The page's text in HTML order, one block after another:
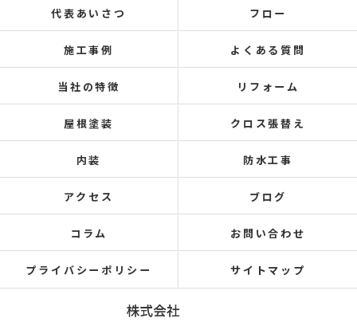
代表あいさつ フロー
施工事例 よくある質問
当社の特徴 リフォーム
屋根塗装 クロス張替え
内装 防水工事
アクセス ブログ
コラム お問い合わせ
プライバシーポリシー サイトマップ